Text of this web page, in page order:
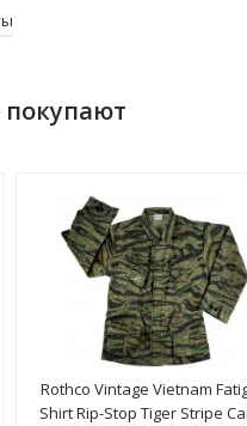
Rothco Vintage Vietnam
Shirt Rip-Stop Tiger Stripe